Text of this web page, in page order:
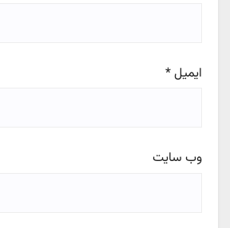
ایمیل*
وب‌ سایت